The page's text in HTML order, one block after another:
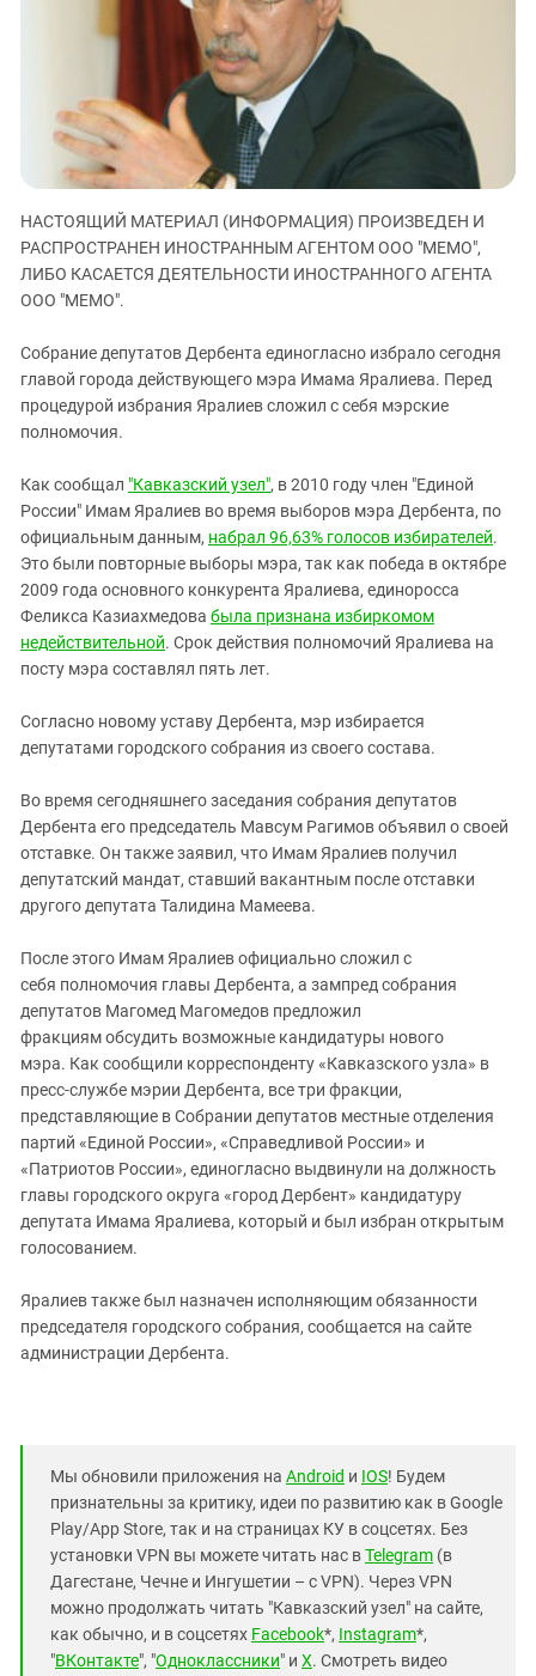
ЗАСТАВЛЯЕТ
КАВКАЗ ЗА ПАЛЕСТИНУ
ИНАКОМЫСЛИЕ В ЧЕЧНЕ
ПРЕСЛЕДОВАНИЕ АКТИВИСТОВ
МОБИЛИЗАЦИЯ И ПРОТЕСТЫ
Кабардино-Балкария
Калмыкия
Карачаево-Черкесия
Нагорный Карабах
Российская Федерация
Северная Осетия - Алания
СКФО
Ставропольский край
Южная Осетия
Южный Кавказ
НАСТОЯЩИЙ МАТЕРИАЛ (ИНФОРМАЦИЯ) ПРОИЗВЕДЕН И
РАСПРОСТРАНЕН ИНОСТРАННЫМ АГЕНТОМ ООО "МЕМО",
ЛИБО КАСАЕТСЯ ДЕЯТЕЛЬНОСТИ ИНОСТРАННОГО АГЕНТА
ООО "МЕМО".
Собрание депутатов Дербента единогласно избрало сегодня
главой города действующего мэра Имама Яралиева. Перед
процедурой избрания Яралиев сложил с себя мэрские
полномочия.
Как сообщал "Кавказский узел", в 2010 году член "Единой
России" Имам Яралиев во время выборов мэра Дербента, по
официальным данным, набрал 96,63% голосов избирателей.
Это были повторные выборы мэра, так как победа в октябре
2009 года основного конкурента Яралиева, единоросса
Феликса Казиахмедова была признана избиркомом
недействительной. Срок действия полномочий Яралиева на
посту мэра составлял пять лет.
Согласно новому уставу Дербента, мэр избирается
депутатами городского собрания из своего состава.
Во время сегодняшнего заседания собрания депутатов
Дербента его председатель Мавсум Рагимов объявил о своей
отставке. Он также заявил, что Имам Яралиев получил
депутатский мандат, ставший вакантным после отставки
другого депутата Талидина Мамеева.
После этого Имам Яралиев официально сложил с
себя полномочия главы Дербента, а зампред собрания
депутатов Магомед Магомедов предложил
фракциям обсудить возможные кандидатуры нового
мэра. Как сообщили корреспонденту «Кавказского узла» в
пресс-службе мэрии Дербента, все три фракции,
представляющие в Собрании депутатов местные отделения
партий «Единой России», «Справедливой России» и
«Патриотов России», единогласно выдвинули на должность
главы городского округа «город Дербент» кандидатуру
депутата Имама Яралиева, который и был избран открытым
голосованием.
Яралиев также был назначен исполняющим обязанности
председателя городского собрания, сообщается на сайте
администрации Дербента.
Мы обновили приложения на Android и IOS! Будем
признательны за критику, идеи по развитию как в Google
Play/App Store, так и на страницах КУ в соцсетях. Без
установки VPN вы можете читать нас вTelegram (в
Дагестане, Чечне и Ингушетии – с VPN). Через VPN
можно продолжать читать "Кавказский узел" на сайте,
как обычно, и в соцсетях Facebook*, Instagram*,
"ВКонтакте", "Одноклассники" и X. Смотреть видео